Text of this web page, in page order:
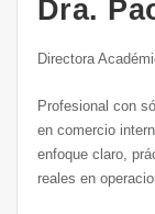
Dra.
Directora
Profesional con
en comercio
enfoque claro,
reales en